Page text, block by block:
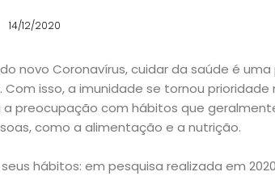
14/12/2020
novo Coronavírus, cuidar da saúde é
Com isso, a imunidade se tornou
a preocupação com hábitos que
como a alimentação e a nutrição.
hábitos: em pesquisa realizada em